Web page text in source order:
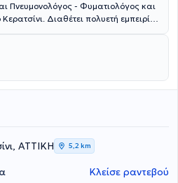
Πνευμονολόγος - Φυματιολόγος και
Κερατσίνι. Διαθέτει πολυετή εμπειρία
ΑΤΤΙΚΗ 5,2 km
Κλείσε ραντεβού